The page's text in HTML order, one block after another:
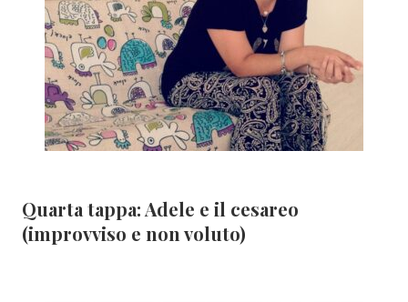
Quarta tappa: Adele e il cesareo
(improvviso e non voluto)